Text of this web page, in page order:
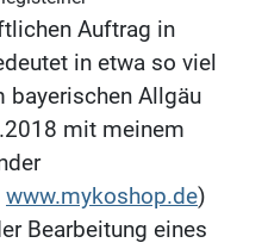
Auftrag in
in etwa so viel
bayerischen Allgäu
mit meinem
www.mykoshop.de)
Bearbeitung eines